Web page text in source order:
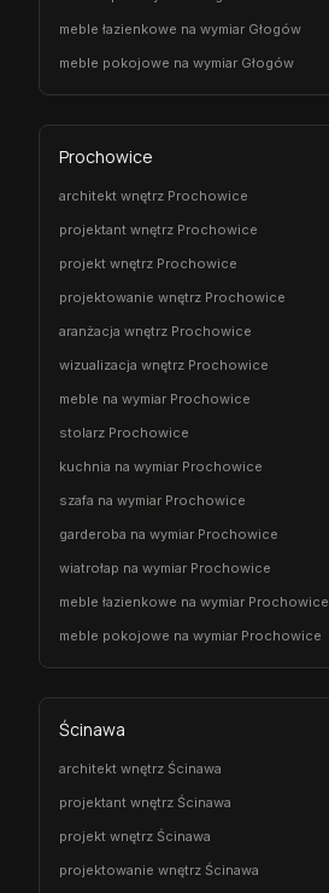
meble łazienkowe na wymiar Głogów
meble pokojowe na wymiar Głogów
Prochowice
architekt wnętrz Prochowice
projektant wnętrz Prochowice
projekt wnętrz Prochowice
projektowanie wnętrz Prochowice
aranżacja wnętrz Prochowice
wizualizacja wnętrz Prochowice
meble na wymiar Prochowice
stolarz Prochowice
kuchnia na wymiar Prochowice
szafa na wymiar Prochowice
garderoba na wymiar Prochowice
wiatrołap na wymiar Prochowice
meble łazienkowe na wymiar Prochowice
meble pokojowe na wymiar Prochowice
Ścinawa
architekt wnętrz Ścinawa
projektant wnętrz Ścinawa
projekt wnętrz Ścinawa
projektowanie wnętrz Ścinawa